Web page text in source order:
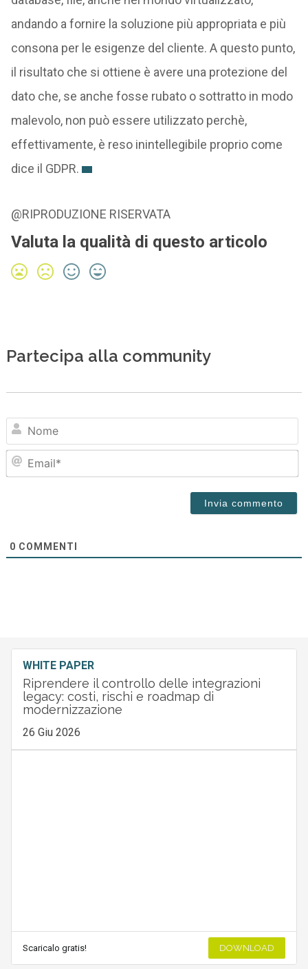
andando a fornire la soluzione più appropriata e più
consona per le esigenze del cliente. A questo punto,
il risultato che si ottiene è avere una protezione del
dato che, se anche fosse rubato o sottratto in modo
malevolo, non può essere utilizzato perchè,
effettivamente, è reso inintellegibile proprio come
dice il GDPR.
@RIPRODUZIONE RISERVATA
Valuta la qualità di questo articolo
Partecipa alla community
0 COMMENTI
WHITE PAPER
Riprendere il controllo delle integrazioni
legacy: costi, rischi e roadmap di
modernizzazione
26 Giu 2026
Scaricalo gratis! DOWNLOAD